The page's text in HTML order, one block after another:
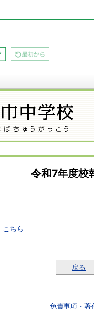
令和7年度校
こちら
戻る
免責事項・著